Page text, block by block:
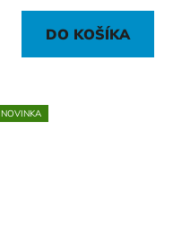
DO KOŠÍKA
NOVINKA